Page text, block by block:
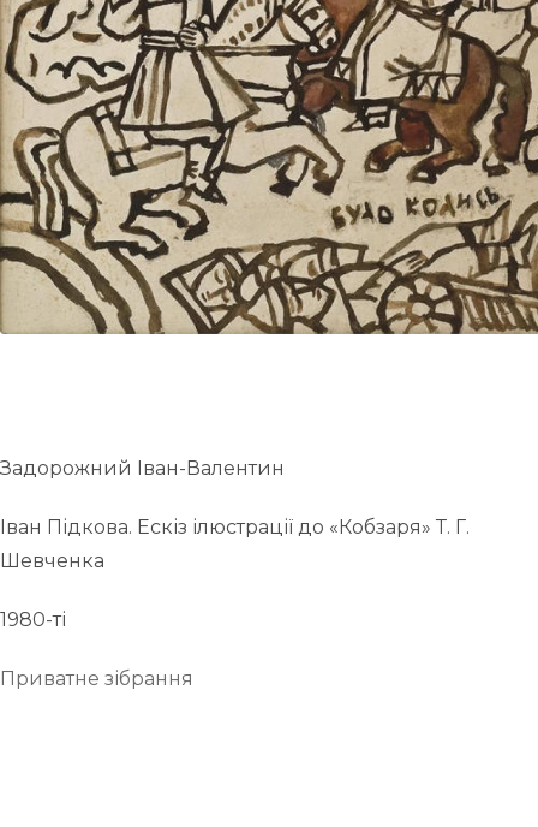
Задорожний Іван-Валентин
Іван Підкова. Ескіз ілюстрації до «Кобзаря» Т. Г.
Шевченка
1980-ті
Приватне зібрання